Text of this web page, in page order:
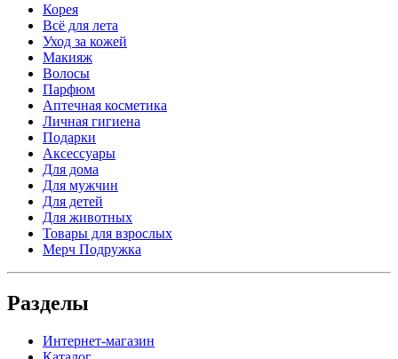
Корея
Всё для лета
Уход за кожей
Макияж
Волосы
Парфюм
Аптечная косметика
Личная гигиена
Подарки
Аксессуары
Для дома
Для мужчин
Для детей
Для животных
Товары для взрослых
Мерч Подружка
Разделы
Интернет-магазин